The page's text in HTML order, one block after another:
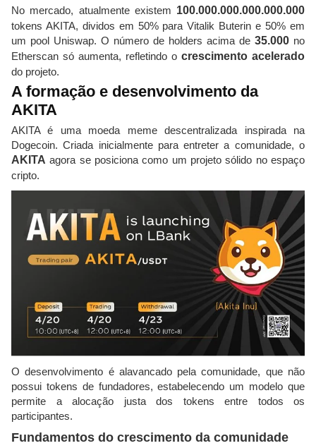
No mercado, atualmente existem 100.000.000.000.000.000
tokens AKITA, dividos em 50% para Vitalik Buterin e 50% em
um pool Uniswap. O número de holders acima de 35.000 no
Etherscan só aumenta, refletindo o crescimento acelerado
do projeto.
A formação e desenvolvimento da
AKITA
AKITA é uma moeda meme descentralizada inspirada na
Dogecoin. Criada inicialmente para entreter a comunidade, o
AKITA agora se posiciona como um projeto sólido no espaço
cripto.
O desenvolvimento é alavancado pela comunidade, que não
possui tokens de fundadores, estabelecendo um modelo que
permite a alocação justa dos tokens entre todos os
participantes.
Fundamentos do crescimento da comunidade